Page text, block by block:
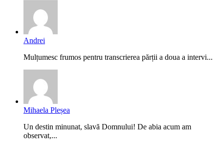
Andrei
Mulțumesc frumos pentru transcrierea părții a doua a intervi...
Mihaela Pleșea
Un destin minunat, slavă Domnului! De abia acum am
observat,...